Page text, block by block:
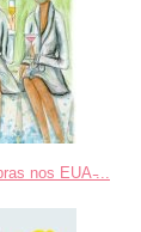
nos EUA ̵...